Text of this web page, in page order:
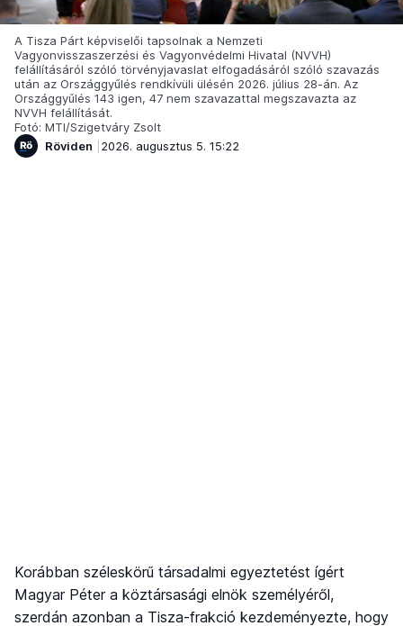
A Tisza Párt képviselői tapsolnak a Nemzeti
Vagyonvisszaszerzési és Vagyonvédelmi Hivatal (NVVH)
felállításáról szóló törvényjavaslat elfogadásáról szóló szavazás
után az Országgyűlés rendkívüli ülésén 2026. július 28-án. Az
Országgyűlés 143 igen, 47 nem szavazattal megszavazta az
NVVH felállítását.
Fotó: MTI/Szigetváry Zsolt
Röviden
2026. augusztus 5. 15:22
Korábban széleskörű társadalmi egyeztetést ígért
Magyar Péter a köztársasági elnök személyéről,
szerdán azonban a Tisza-frakció kezdeményezte, hogy